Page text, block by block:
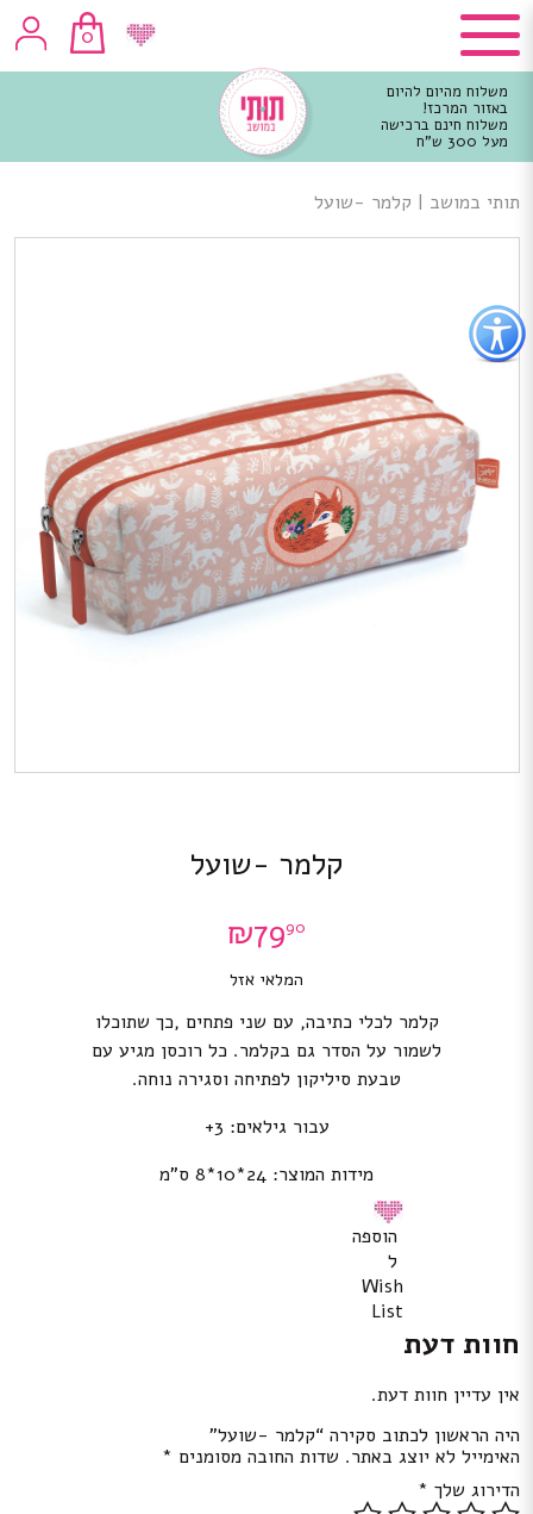
כפתור
לפתיחת
תפריט
נגישות
0
משלוח מהיום להיום
באזור המרכז!
משלוח חינם ברכישה
מעל 300 ש"ח
מרכזי
תותי במושב | קלמר -שועל
קלמר -שועל
₪7990
המלאי אזל
קלמר לכלי כתיבה, עם שני פתחים ,כך שתוכלו
לשמור על הסדר גם בקלמר. כל רוכסן מגיע עם
טבעת סיליקון לפתיחה וסגירה נוחה.
עבור גילאים: 3+
מידות המוצר: 24*10*8 ס”מ
הוספה
ל
Wish
List
חוות דעת
אין עדיין חוות דעת.
היה הראשון לכתוב סקירה “קלמר -שועל”
האימייל לא יוצג באתר. שדות החובה מסומנים *
הדירוג שלך *